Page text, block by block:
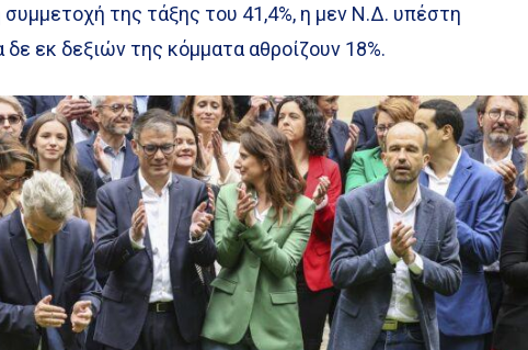
της τάξης του 41,4%, η μεν Ν.Δ. υπέστη
εκ δεξιών της κόμματα αθροίζουν 18%.